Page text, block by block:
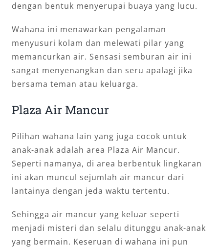
dengan bentuk menyerupai buaya yang lucu.
Wahana ini menawarkan pengalaman
menyusuri kolam dan melewati pilar yang
memancurkan air. Sensasi semburan air ini
sangat menyenangkan dan seru apalagi jika
bersama teman atau keluarga.
Plaza Air Mancur
Pilihan wahana lain yang juga cocok untuk
anak-anak adalah area Plaza Air Mancur.
Seperti namanya, di area berbentuk lingkaran
ini akan muncul sejumlah air mancur dari
lantainya dengan jeda waktu tertentu.
Sehingga air mancur yang keluar seperti
menjadi misteri dan selalu ditunggu anak-anak
yang bermain. Keseruan di wahana ini pun